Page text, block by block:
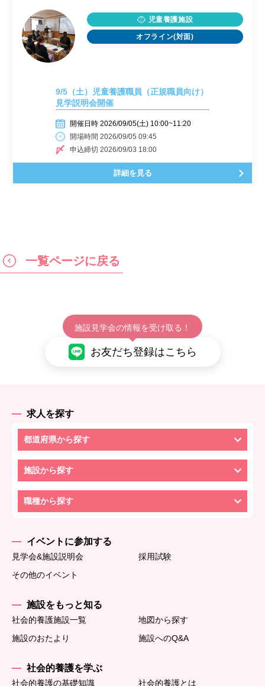
児童養護施設
オフライン(対面)
9/5（土）児童養護職員（正規職員向け）
見学説明会開催
開催日時 2026/09/05(土) 10:00~11:20
開場時間 2026/09/05 09:45
申込締切 2026/09/03 18:00
詳細を見る
一覧ページに戻る
施設見学会の情報を受け取る！
お友だち登録はこちら
求人を探す
都道府県から探す
施設から探す
職種から探す
イベントに参加する
見学会&施設説明会
採用試験
その他のイベント
施設をもっと知る
社会的養護施設一覧
地図から探す
施設のおたより
施設へのQ&A
社会的養護を学ぶ
社会的養護の基礎知識
社会的養護とは